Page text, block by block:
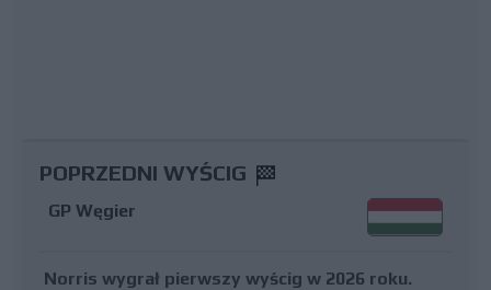
POPRZEDNI WYŚCIG
GP Węgier
Norris wygrał pierwszy wyścig w 2026 roku.